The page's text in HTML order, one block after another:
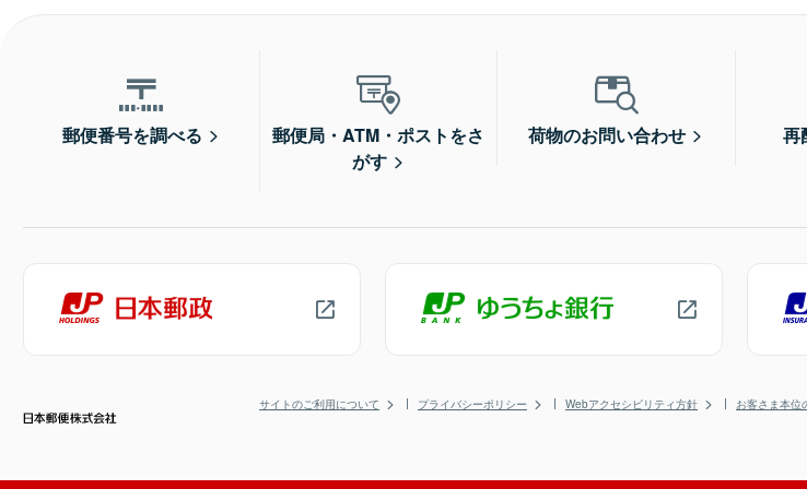
郵便番号を調べる
郵便局・ATM・ポストをさ
がす
荷物のお問い合わせ 再
サイトのご利用について プライバシーポリシー Webアクセシビリティ方針 お客さま本位